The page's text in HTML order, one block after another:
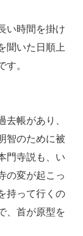
い時間を掛け
聞いた日順上
す。
帳があり、
智のために被
門寺説も、い
の変が起こっ
持って行くの
、首が原型を